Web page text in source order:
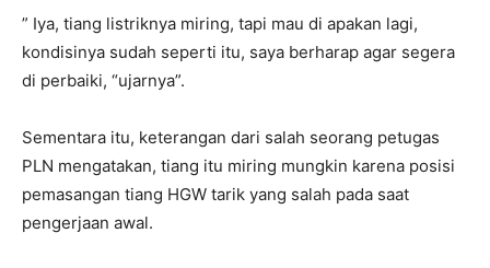
” Iya, tiang listriknya miring, tapi mau di apakan lagi,
kondisinya sudah seperti itu, saya berharap agar segera
di perbaiki, “ujarnya”.
Sementara itu, keterangan dari salah seorang petugas
PLN mengatakan, tiang itu miring mungkin karena posisi
pemasangan tiang HGW tarik yang salah pada saat
pengerjaan awal.